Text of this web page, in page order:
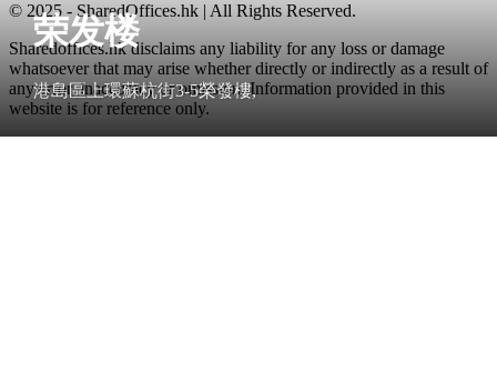
荣发楼
港島區上環蘇杭街3-5榮發樓,
© 2025 - SharedOffices.hk | All Rights Reserved.
Sharedoffices.hk disclaims any liability for any loss or damage
whatsoever that may arise whether directly or indirectly as a result of
any error, inaccuracy or omission. Information provided in this
website is for reference only.